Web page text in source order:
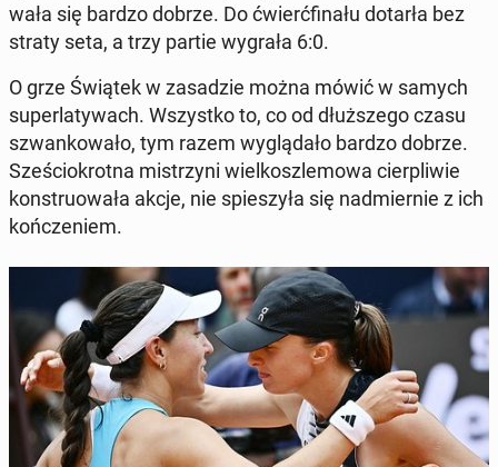
wa­ła się bardzo dobrze. Do ćwierć­fi­na­łu dotarła bez
straty seta, a trzy partie wygrała 6:0.
O grze Świątek w za­sa­dzie można mówić w samych
su­per­la­ty­wach. Wszyst­ko to, co od dłuż­sze­go czasu
szwan­ko­wa­ło, tym razem wy­glą­da­ło bardzo dobrze.
Sze­ścio­krot­na mi­strzy­ni wiel­kosz­le­mo­wa cier­pli­wie
kon­stru­owa­ła akcje, nie spie­szy­ła się nad­mier­nie z ich
koń­cze­niem.